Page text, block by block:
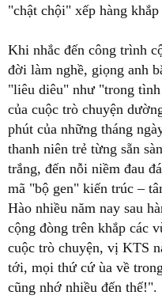
"chật chội" xếp hàng khắp
Khi nhắc đến công trình
đời làm nghề, giọng anh
"liêu diêu" như "trong
của cuộc trò chuyện
phút của những tháng
thanh niên trẻ từng sẵn
trắng, đến nỗi niềm đau
mã "bộ gen" kiến trúc –
Hào nhiều năm nay sau
cộng đòng trên khắp các
cuộc trò chuyện, vị KTS
tới, mọi thứ cứ ùa về
cũng nhớ nhiều đến thế!".